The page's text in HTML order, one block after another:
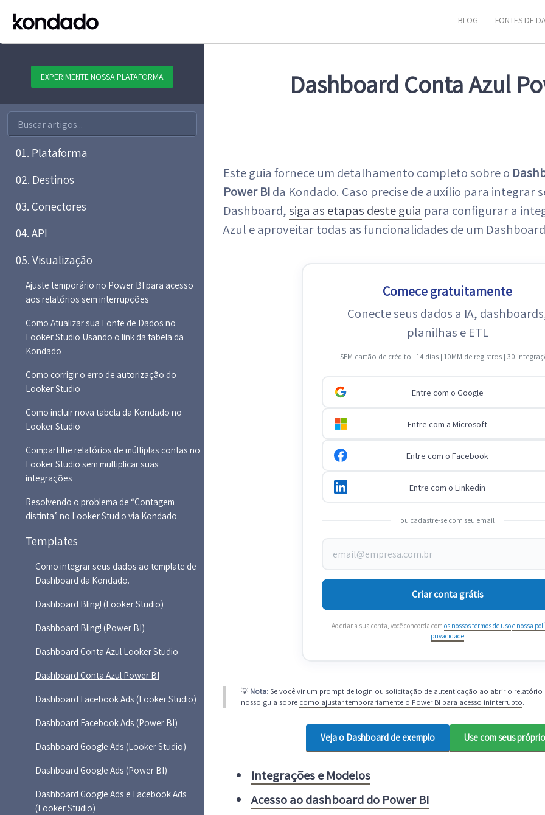
BLOG FONTES DE
EXPERIMENTE NOSSA PLATAFORMA
01. Plataforma
02. Destinos
03. Conectores
04. API
05. Visualização
Ajuste temporário no Power BI para acesso
aos relatórios sem interrupções
Como Atualizar sua Fonte de Dados no
Looker Studio Usando o link da tabela da
Kondado
Como corrigir o erro de autorização do
Looker Studio
Como incluir nova tabela da Kondado no
Looker Studio
Compartilhe relatórios de múltiplas contas no
Looker Studio sem multiplicar suas
integrações
Resolvendo o problema de “Contagem
distinta” no Looker Studio via Kondado
Templates
Como integrar seus dados ao template de
Dashboard da Kondado.
Dashboard Bling! (Looker Studio)
Dashboard Bling! (Power BI)
Dashboard Conta Azul Looker Studio
Dashboard Conta Azul Power BI
Dashboard Facebook Ads (Looker Studio)
Dashboard Facebook Ads (Power BI)
Dashboard Google Ads (Looker Studio)
Dashboard Google Ads (Power BI)
Dashboard Google Ads e Facebook Ads
(Looker Studio)
Dashboard Conta Azul
Este guia fornece um detalhamento completo sobre o
Power BIda Kondado. Caso precise de auxílio para integrar
Dashboard,siga as etapas deste guia para configurar a
Azul e aproveitar todas as funcionalidades de um
Comece gratuitamente
Conecte seus dados a IA,
planilhas e ETL
SEM cartão de crédito | 14 dias | 10MM de registros | 30
Entre com o Google
Entre com a Microsoft
Entre com o Facebook
Entre com o Linkedin
ou cadastre-se com seu email
Criar conta grátis
Ao criar a sua conta, você concorda com os nossos termos de usoe nossa
privacidade
💡Nota:Se você vir um prompt de login ou solicitação de autenticação ao abrir o relatório
nosso guia sobre como ajustar temporariamente o Power BI para acesso ininterrupto.
Veja o Dashboard de exemplo Use com seus
Integrações e Modelos
Acesso ao dashboard do Power BI